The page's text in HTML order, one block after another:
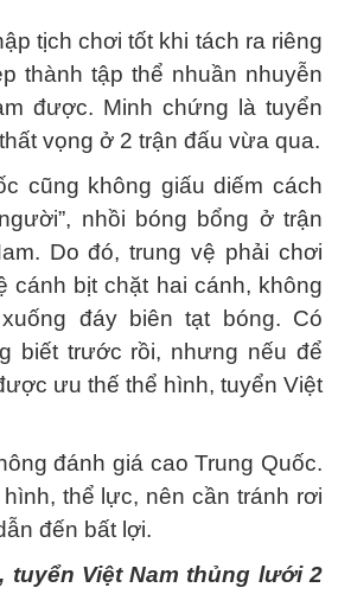
tịch chơi tốt khi tách ra riêng
thành tập thể nhuần nhuyễn
được. Minh chứng là tuyển
vọng ở 2 trận đấu vừa qua.
cũng không giấu diếm cách
nhồi bóng bổng ở trận
Do đó, trung vệ phải chơi
cánh bịt chặt hai cánh, không
đáy biên tạt bóng. Có
biết trước rồi, nhưng nếu để
ưu thế thể hình, tuyển Việt
đánh giá cao Trung Quốc.
thể lực, nên cần tránh rơi
đến bất lợi.
tuyển Việt Nam thủng lưới 2